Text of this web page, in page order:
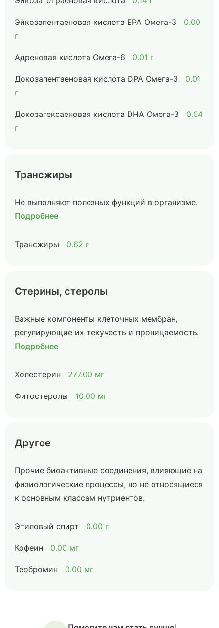
Эйкозапентаеновая кислота EPA Омега-3
0.00
г
Адреновая кислота Омега-6 0.01 г
Докозапентаеновая кислота DPA Омега-3
0.01
г
Докозагексаеновая кислота DHA Омега-3
0.04
г
Трансжиры
Не выполняют полезных функций в организме.
Подробнее
Трансжиры 0.62 г
Стерины, стеролы
Важные компоненты клеточных мембран,
регулирующие их текучесть и проницаемость.
Подробнее
Холестерин 277.00 мг
Фитостеролы 10.00 мг
Другое
Прочие биоактивные соединения, влияющие на
физиологические процессы, но не относящиеся
к основным классам нутриентов.
Этиловый спирт 0.00 г
Кофеин 0.00 мг
Теобромин 0.00 мг